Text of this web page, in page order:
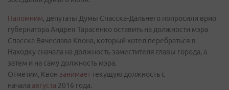
Напомним, депутаты Думы Спасска-Дальнего попросили врио
губернатора Андрея Тарасенко оставить на должности мэра
Спасска Вячеслава Квона, который хотел перебраться в
Находку сначала на должность заместителя главы города, а
затем и на саму должность мэра.
Отметим, Квон занимаеттекущую должность с
начала августа 2016 года.